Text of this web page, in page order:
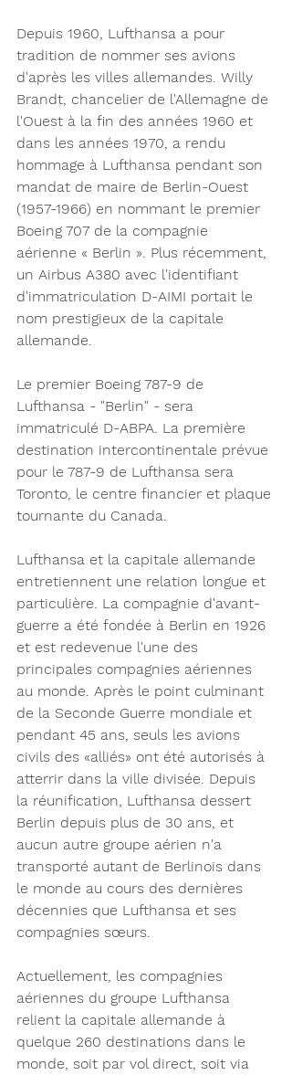
Depuis 1960, Lufthansa a pour
tradition de nommer ses avions
d'après les villes allemandes. Willy
Brandt, chancelier de l'Allemagne de
l'Ouest à la fin des années 1960 et
dans les années 1970, a rendu
hommage à Lufthansa pendant son
mandat de maire de Berlin-Ouest
(1957-1966) en nommant le premier
Boeing 707 de la compagnie
aérienne « Berlin ». Plus récemment,
un Airbus A380 avec l'identifiant
d'immatriculation D-AIMI portait le
nom prestigieux de la capitale
allemande.
Le premier Boeing 787-9 de
Lufthansa - "Berlin" - sera
immatriculé D-ABPA. La première
destination intercontinentale prévue
pour le 787-9 de Lufthansa sera
Toronto, le centre financier et plaque
tournante du Canada.
Lufthansa et la capitale allemande
entretiennent une relation longue et
particulière. La compagnie d'avant-
guerre a été fondée à Berlin en 1926
et est redevenue l'une des
principales compagnies aériennes
au monde. Après le point culminant
de la Seconde Guerre mondiale et
pendant 45 ans, seuls les avions
civils des «alliés» ont été autorisés à
atterrir dans la ville divisée. Depuis
la réunification, Lufthansa dessert
Berlin depuis plus de 30 ans, et
aucun autre groupe aérien n'a
transporté autant de Berlinois dans
le monde au cours des dernières
décennies que Lufthansa et ses
compagnies sœurs.
Actuellement, les compagnies
aériennes du groupe Lufthansa
relient la capitale allemande à
quelque 260 destinations dans le
monde, soit par vol direct, soit via